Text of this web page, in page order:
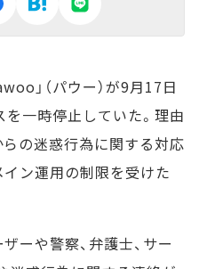
」（パウー）が9月17日
一時停止していた。理由
の迷惑行為に関する対応
ン運用の制限を受けた
ーや警察、弁護士、サー